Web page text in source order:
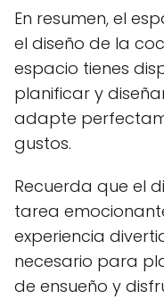
En resumen, el
el diseño de la
espacio tienes
planificar y
adapte
gustos.
Recuerda que el
tarea
experiencia
necesario para
de ensueño y